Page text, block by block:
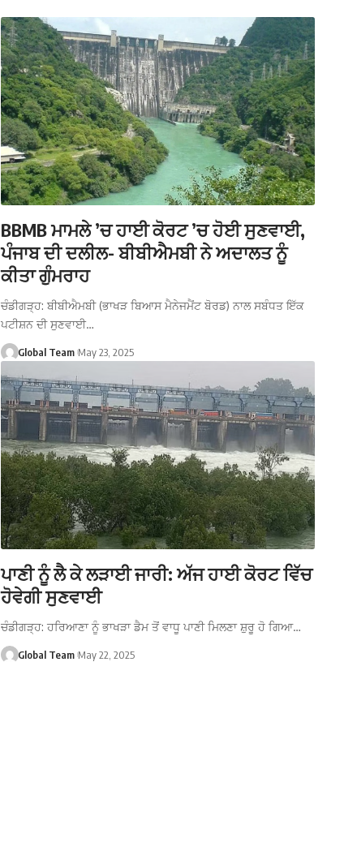
BBMB ਮਾਮਲੇ ’ਚ ਹਾਈ ਕੋਰਟ ’ਚ ਹੋਈ ਸੁਣਵਾਈ,
ਪੰਜਾਬ ਦੀ ਦਲੀਲ- ਬੀਬੀਐਮਬੀ ਨੇ ਅਦਾਲਤ ਨੂੰ
ਕੀਤਾ ਗੁੰਮਰਾਹ
ਚੰਡੀਗੜ੍ਹ: ਬੀਬੀਐਮਬੀ (ਭਾਖੜ ਬਿਆਸ ਮੈਨੇਜਮੈਂਟ ਬੋਰਡ) ਨਾਲ ਸਬੰਧਤ ਇੱਕ
ਪਟੀਸ਼ਨ ਦੀ ਸੁਣਵਾਈ…
Global Team May 23, 2025
ਪਾਣੀ ਨੂੰ ਲੈ ਕੇ ਲੜਾਈ ਜਾਰੀ: ਅੱਜ ਹਾਈ ਕੋਰਟ ਵਿੱਚ
ਹੋਵੇਗੀ ਸੁਣਵਾਈ
ਚੰਡੀਗੜ੍ਹ: ਹਰਿਆਣਾ ਨੂੰ ਭਾਖੜਾ ਡੈਮ ਤੋਂ ਵਾਧੂ ਪਾਣੀ ਮਿਲਣਾ ਸ਼ੁਰੂ ਹੋ ਗਿਆ…
Global Team May 22, 2025